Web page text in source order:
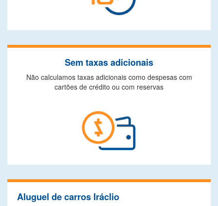
Sem taxas adicionais
Não calculamos taxas adicionais como despesas com
cartões de crédito ou com reservas
Aluguel de carros Iráclio